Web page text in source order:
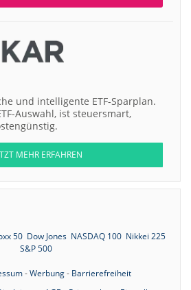
und intelligente ETF-Sparplan.
Auswahl, ist steuersmart,
MEHR ERFAHREN
50 Dow Jones NASDAQ 100 Nikkei 225
S&P 500
-Werbung- Barrierefreiheit